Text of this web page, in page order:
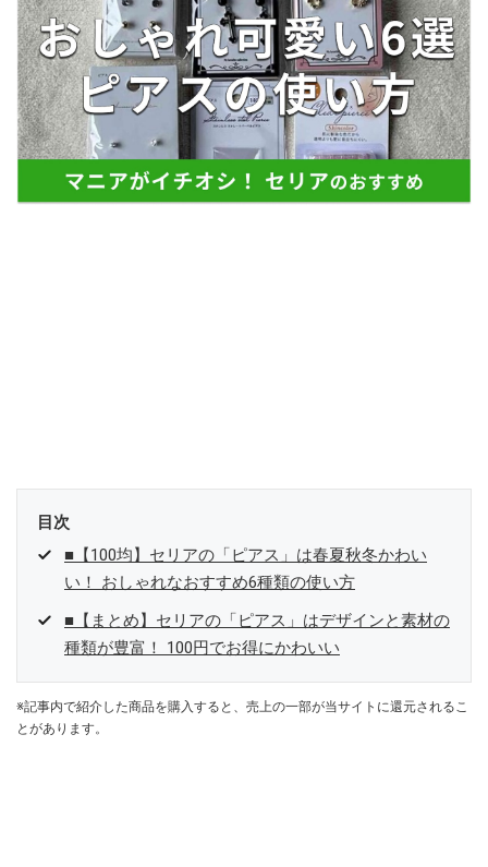
オークションに目をつける。しかし、取引の仕方がわからずに、まず
は落札者として参加。その後、出品者側にまわり、家の中の物を出品
しまくる。出品する物がほぼなくなってからは、仕入れを経験。ネッ
トオークションを生活の一部に取り入れるべく、「ネットオークショ
ンやフリマアプリは生活のインフラになる」という考えを持つ。また
消費税増税の社会においては、ネットオークションやフリマアプリが
家計の救世主になりえると考え、業者とは違う視点でユーザーとして
目次
■【100均】セリアの「ピアス」は春夏秋冬かわい
い！ おしゃれなおすすめ6種類の使い方
■【まとめ】セリアの「ピアス」はデザインと素材の
種類が豊富！ 100円でお得にかわいい
※記事内で紹介した商品を購入すると、売上の一部が当サイトに還元されるこ
とがあります。